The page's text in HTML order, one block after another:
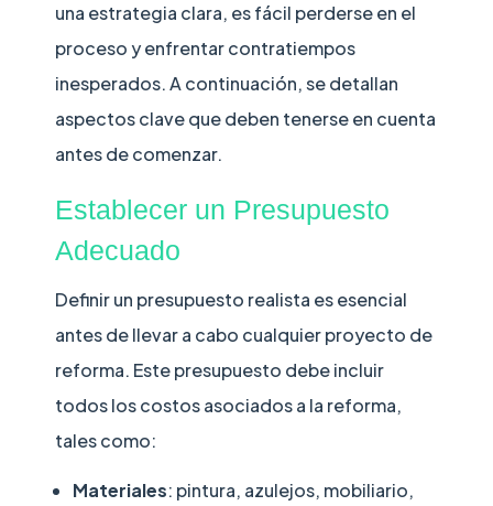
una estrategia clara, es fácil perderse en el
proceso y enfrentar contratiempos
inesperados. A continuación, se detallan
aspectos clave que deben tenerse en cuenta
antes de comenzar.
Establecer un Presupuesto
Adecuado
Definir un presupuesto realista es esencial
antes de llevar a cabo cualquier proyecto de
reforma. Este presupuesto debe incluir
todos los costos asociados a la reforma,
tales como:
Materiales: pintura, azulejos, mobiliario,